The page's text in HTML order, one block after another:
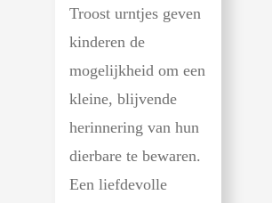
Troost urntjes geven
kinderen de
mogelijkheid om een
kleine, blijvende
herinnering van hun
dierbare te bewaren.
Een liefdevolle